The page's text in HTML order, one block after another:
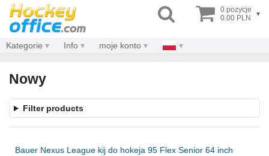
0 pozycje
0.00 PLN
▾
Kategorie Info moje konto
Nowy
Filter products
Bauer Nexus League kij do hokeja 95 Flex Senior 64 inch